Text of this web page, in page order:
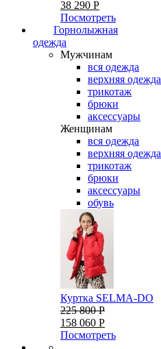
38 290 Р
Посмотреть
Горнолыжная
одежда
Мужчинам
вся одежда
верхняя одежда
трикотаж
брюки
аксессуары
Женщинам
вся одежда
верхняя одежда
трикотаж
брюки
аксессуары
обувь
Куртка SELMA-DO
225 800 Р
158 060 Р
Посмотреть